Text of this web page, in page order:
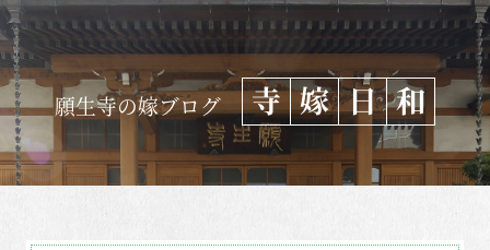
願生寺の嫁ブログ 寺 嫁 日 和